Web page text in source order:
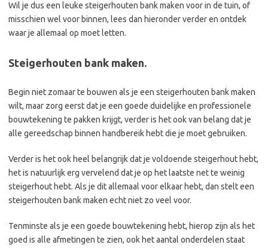
Wil je dus een leuke steigerhouten bank maken voor in de tuin, of
misschien wel voor binnen, lees dan hieronder verder en ontdek
waar je allemaal op moet letten.
Steigerhouten bank maken.
Begin niet zomaar te bouwen als je een steigerhouten bank maken
wilt, maar zorg eerst dat je een goede duidelijke en professionele
bouwtekening te pakken krijgt, verder is het ook van belang dat je
alle gereedschap binnen handbereik hebt die je moet gebruiken.
Verder is het ook heel belangrijk dat je voldoende steigerhout hebt,
het is natuurlijk erg vervelend dat je op het laatste net te weinig
steigerhout hebt. Als je dit allemaal voor elkaar hebt, dan stelt een
steigerhouten bank maken echt niet zo veel voor.
Tenminste als je een goede bouwtekening hebt, hierop zijn als het
goed is alle afmetingen te zien, ook het aantal onderdelen staat